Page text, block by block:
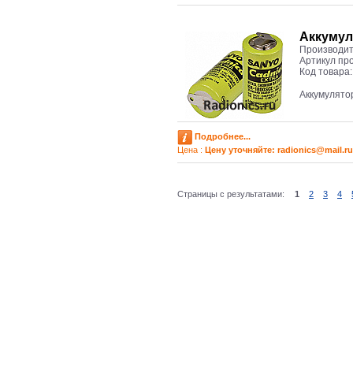
Артикул
Код
Подробнее...
Цена : Цену уточняйте: radioniсs@mail.ru
Страницы с результатами: 1 2 3 4